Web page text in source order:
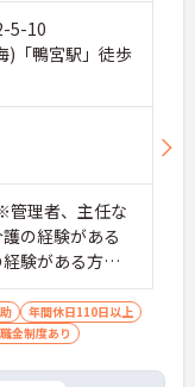
5-10
)「鴨宮駅」徒歩
理者、主任な
の経験がある
験がある方歓
年間休日110日以上
金制度あり